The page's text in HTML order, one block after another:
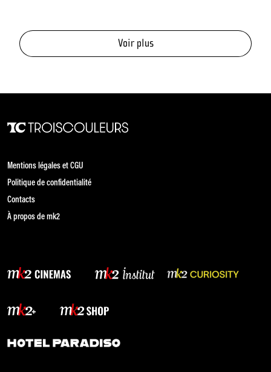
Voir plus
Mentions légales et CGU
Politique de confidentialité
Contacts
À propos de mk2